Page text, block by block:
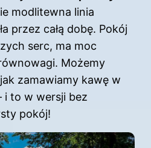
modlitewna linia
przez całą dobę. Pokój
serc, ma moc
Możemy
zamawiamy kawę w
to w wersji bez
pokój!